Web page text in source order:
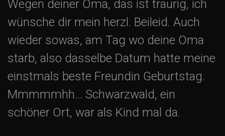
Wegen deiner Oma, das ist traurig, ich
wünsche dir mein herzl. Beileid. Auch
wieder sowas, am Tag wo deine Oma
starb, also dasselbe Datum hatte meine
einstmals beste Freundin Geburtstag.
Mmmmmhh… Schwarzwald, ein
schöner Ort, war als Kind mal da.